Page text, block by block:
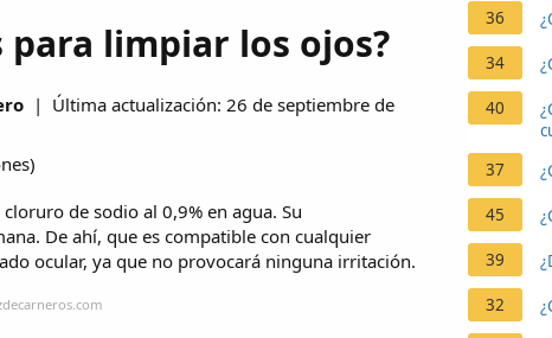
para limpiar los ojos?
| Última actualización: 26 de septiembre de
)
de sodio al 0,9% en agua. Su
De ahí, que es compatible con cualquier
ocular, ya que no provocará ninguna irritación.
36
34
40
37
45
39
32